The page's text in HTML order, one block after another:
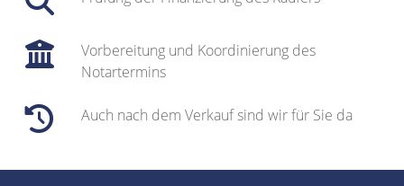
Vorbereitung und Koordinierung des
Notartermins
Auch nach dem Verkauf sind wir für Sie da